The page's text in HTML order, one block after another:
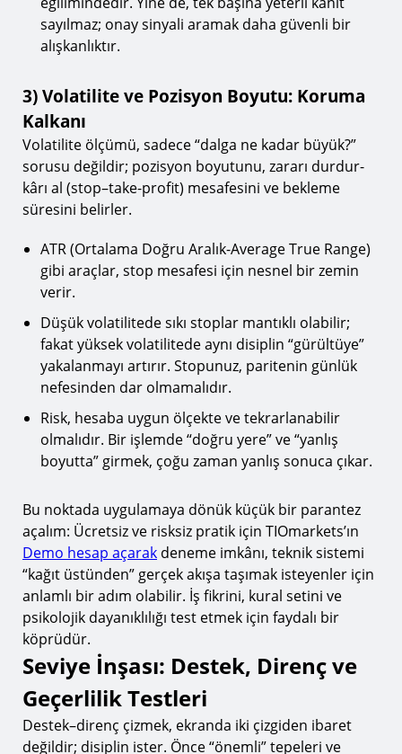
sayılmaz; onay sinyali aramak daha güvenli bir
alışkanlıktır.
3) Volatilite ve Pozisyon Boyutu: Koruma
Kalkanı
Volatilite ölçümü, sadece “dalga ne kadar büyük?”
sorusu değildir; pozisyon boyutunu, zararı durdur-
kârı al (stop–take-profit) mesafesini ve bekleme
süresini belirler.
ATR (Ortalama Doğru Aralık-Average True Range)
gibi araçlar, stop mesafesi için nesnel bir zemin
verir.
Düşük volatilitede sıkı stoplar mantıklı olabilir;
fakat yüksek volatilitede aynı disiplin “gürültüye”
yakalanmayı artırır. Stopunuz, paritenin günlük
nefesinden dar olmamalıdır.
Risk, hesaba uygun ölçekte ve tekrarlanabilir
olmalıdır. Bir işlemde “doğru yere” ve “yanlış
boyutta” girmek, çoğu zaman yanlış sonuca çıkar.
Bu noktada uygulamaya dönük küçük bir parantez
açalım: Ücretsiz ve risksiz pratik için TIOmarkets’ın
Demo hesap açarak deneme imkânı, teknik sistemi
“kağıt üstünden” gerçek akışa taşımak isteyenler için
anlamlı bir adım olabilir. İş fikrini, kural setini ve
psikolojik dayanıklılığı test etmek için faydalı bir
köprüdür.
Seviye İnşası: Destek, Direnç ve
Geçerlilik Testleri
Destek–direnç çizmek, ekranda iki çizgiden ibaret
değildir; disiplin ister. Önce “önemli” tepeleri ve